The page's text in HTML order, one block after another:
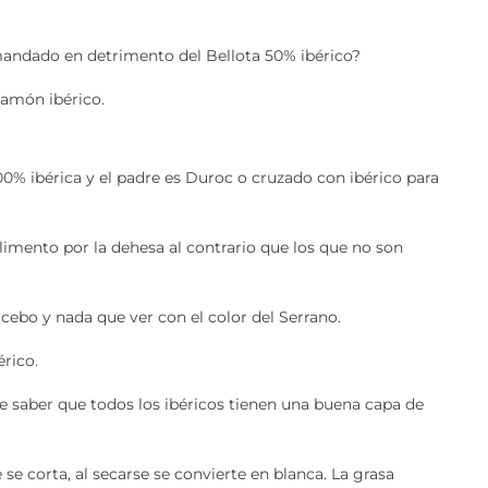
en detrimento del Bellota 50% ibérico?
ibérico.
ibérica y el padre es Duroc o cruzado con ibérico para
por la dehesa al contrario que los que no son
y nada que ver con el color del Serrano.
saber que todos los ibéricos tienen una buena capa de
corta, al secarse se convierte en blanca. La grasa